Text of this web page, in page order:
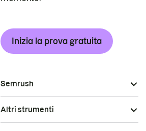
Inizia la prova gratuita
Semrush
Altri strumenti